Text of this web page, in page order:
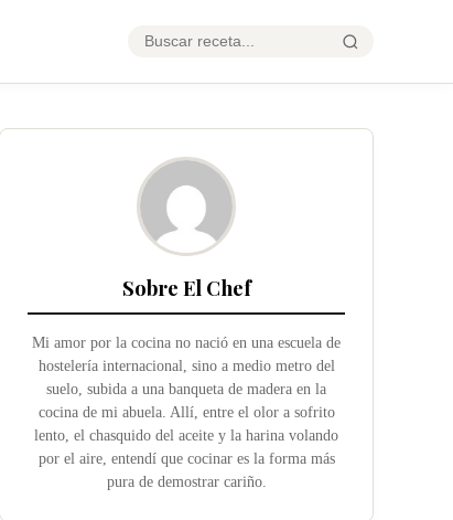
Sobre El Chef
Mi amor por la cocina no nació en una escuela de
hostelería internacional, sino a medio metro del
suelo, subida a una banqueta de madera en la
cocina de mi abuela. Allí, entre el olor a sofrito
lento, el chasquido del aceite y la harina volando
por el aire, entendí que cocinar es la forma más
pura de demostrar cariño.